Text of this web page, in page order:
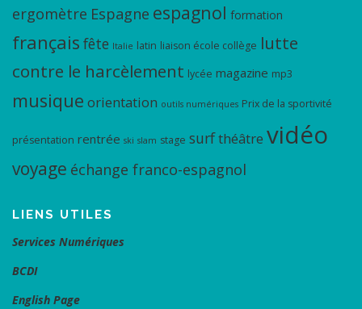
ergomètre Espagne espagnol formation
français fête Italie latin liaison école collège lutte
contre le harcèlement lycée magazine mp3
musique orientation outils numériques Prix de la sportivité
présentation rentrée ski slam stage surfthéâtre vidéo
voyage échange franco-espagnol
LIENS UTILES
Services Numériques
BCDI
English Page